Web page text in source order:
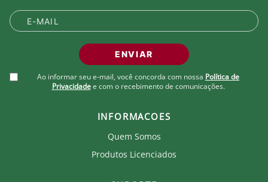
ENVIAR
Ao informar seu e-mail, você concorda com nossa Política de
Privacidade e com o recebimento de comunicações.
INFORMACOES
Quem Somos
Produtos Licenciados